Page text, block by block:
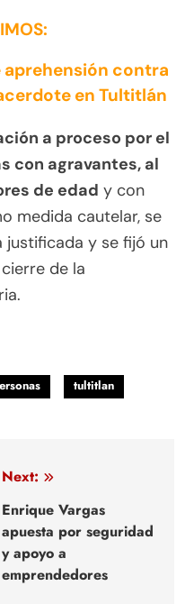
contra
en Tultitlán
a proceso por el
con agravantes, al
de edad y con
medida cautelar, se
justificada y se fijó un
de la
tultitlan
Next:
Enrique Vargas
apuesta por seguridad
y apoyo a
emprendedores